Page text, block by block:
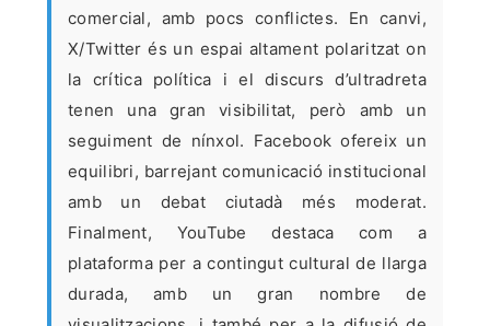
comercial, amb pocs conflictes. En canvi,
X/Twitter és un espai altament polaritzat on
la crítica política i el discurs d’ultradreta
tenen una gran visibilitat, però amb un
seguiment de nínxol. Facebook ofereix un
equilibri, barrejant comunicació institucional
amb un debat ciutadà més moderat.
Finalment, YouTube destaca com a
plataforma per a contingut cultural de llarga
durada, amb un gran nombre de